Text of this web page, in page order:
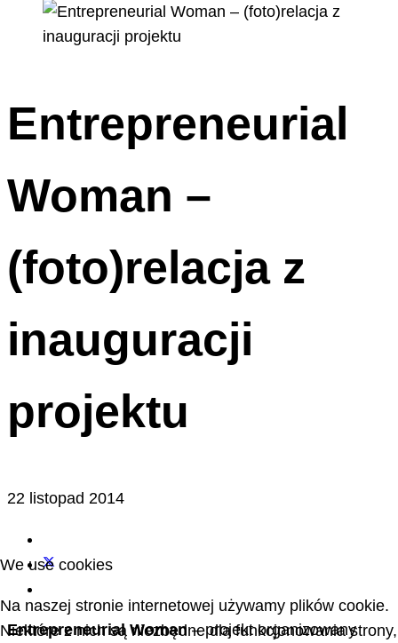
Entrepreneurial
Woman –
(foto)relacja z
inauguracji
projektu
22 listopad 2014
Entrepreneurial Woman– projekt organizowany
We use cookies
Na naszej stronie internetowej używamy plików cookie.
Niektóre z nich są niezbędne dla funkcjonowania strony,